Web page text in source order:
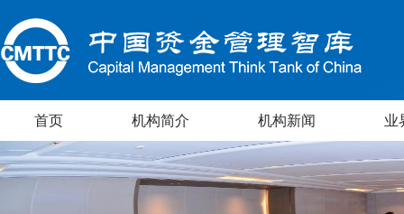
首页 机构简介 机构新闻 业